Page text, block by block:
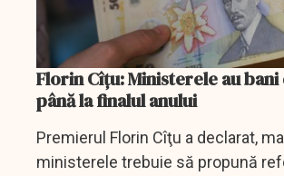
Florin Cîțu: Ministerele au
până la finalul anului
Premierul Florin Cîţu a declarat,
ministerele trebuie să propună